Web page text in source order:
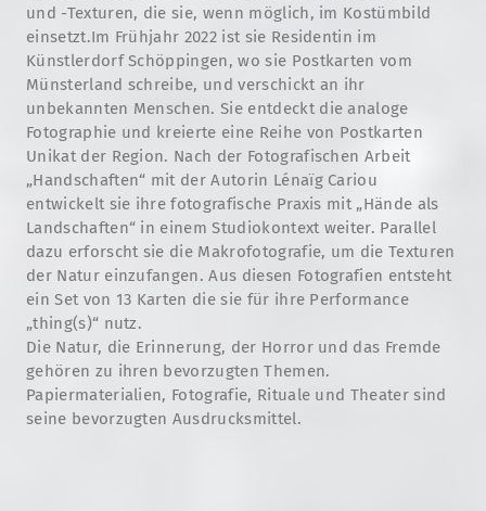
und -Texturen, die sie, wenn möglich, im Kostümbild
einsetzt.Im Frühjahr 2022 ist sie Residentin im
Künstlerdorf Schöppingen, wo sie Postkarten vom
Münsterland schreibe, und verschickt an ihr
unbekannten Menschen. Sie entdeckt die analoge
Fotographie und kreierte eine Reihe von Postkarten
Unikat der Region. Nach der Fotografischen Arbeit
„Handschaften“ mit der Autorin Lénaïg Cariou
entwickelt sie ihre fotografische Praxis mit „Hände als
Landschaften“ in einem Studiokontext weiter. Parallel
dazu erforscht sie die Makrofotografie, um die Texturen
der Natur einzufangen. Aus diesen Fotografien entsteht
ein Set von 13 Karten die sie für ihre Performance
„thing(s)“ nutz.
Die Natur, die Erinnerung, der Horror und das Fremde
gehören zu ihren bevorzugten Themen.
Papiermaterialien, Fotografie, Rituale und Theater sind
seine bevorzugten Ausdrucksmittel.